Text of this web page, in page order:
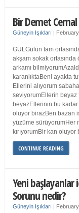
Bir Demet
Güneyin Işıkları |
GÜLGülün tam
akşam sokak ortasında
arkamı
karanlıktaBeni ayakta
Ellerini alıyorum
seviyorumEllerin beyaz
beyazEllerinin bu
oluyor birazBen bazan
yüzüme sürüyorumHer
kırıyorumBir kan
CONTINUE READING
Yeni başlayanlar
Sorunu nedir?
Güneyin Işıkları |